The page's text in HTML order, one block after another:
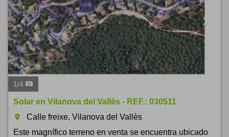
1/4
Solar en Vilanova del Vallès - REF.: 030511
room
Calle freixe, Vilanova del Vallès
Este magnífico terreno en venta se encuentra ubicado